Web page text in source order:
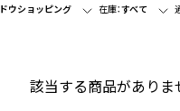
ウショッピング 在庫：すべて
該当する商品がありま